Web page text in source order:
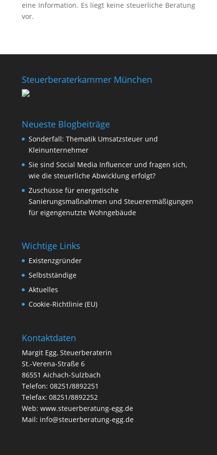
eine Information. Es liegt keine steuerliche Beratung
vor.
Steuerberaterkammer München
Neueste Blogbeiträge
Sonderfall: Thematik Umsatzsteuer und
Kleinunternehmer
Sie sind Social Media Influencer und fragen sich,
wie die steuerliche Abwicklung erfolgt?
Zuschüsse für energetische
Sanierungsmaßnahmen und Steuerermäßigungen
für eigengenutzte Wohngebäude
Wichtige Links
Existenzgründer
Selbstständige
Aktuelles
Cookie-Richtlinie (EU)
Kontaktdaten
Margit Egg, Steuerberaterin
St.-Verena-Straße 6
86551 Aichach-Sulzbach
Telefon: 08251/8892251
Telefax: 08251/8892252
Web: www.steuerberatung-egg.de
Mail: info@steuerberatung-egg.de